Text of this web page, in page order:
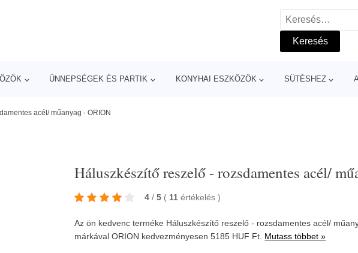
Keresés:
ÜNNEPSÉGEK ÉS PARTIK KONYHAI ESZKÖZÖK SÜTÉSHEZ
acél/ műanyag - ORION
Háluszkészítő reszelő - rozsdamentes acél/
4 / 5 ( 11 értékelés)
Az ön kedvenc terméke Háluszkészítő reszelő - rozsdamentes acél/
márkávalORION kedvezményesen 5185 HUF Ft. Mutass többet »